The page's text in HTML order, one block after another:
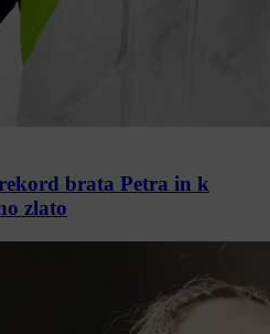
brata Petra in k
zlato